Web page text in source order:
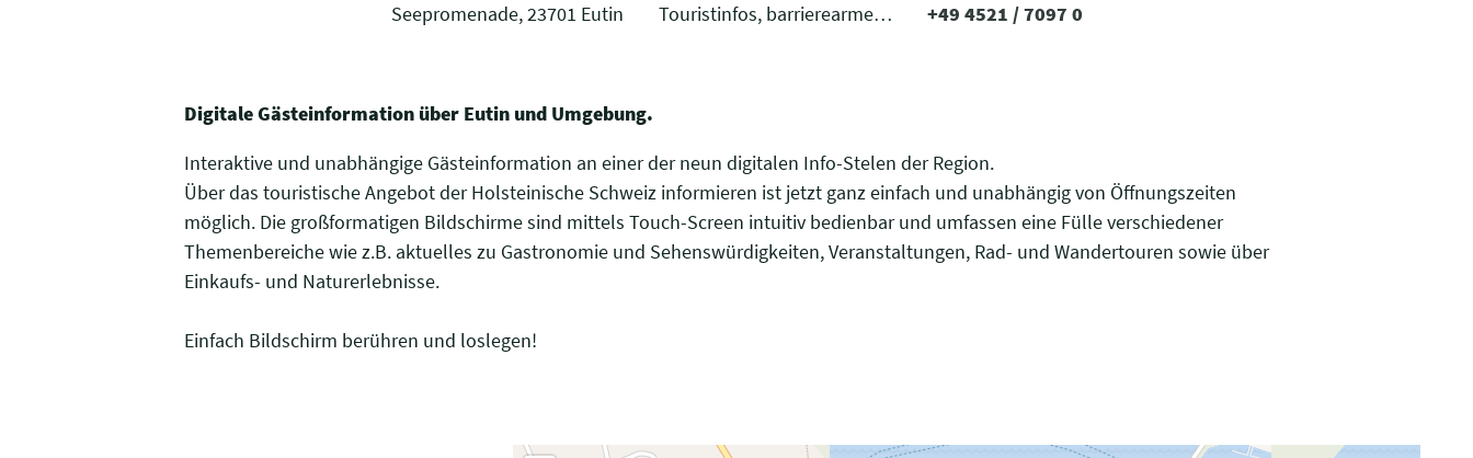
Seepromenade, 23701 Eutin Touristinfos, barrierearme… +49 4521 / 7097 0
Digitale Gästeinformation über Eutin und Umgebung.
Interaktive und unabhängige Gästeinformation an einer der neun digitalen Info-Stelen der Region.
Über das touristische Angebot der Holsteinische Schweiz informieren ist jetzt ganz einfach und unabhängig von Öffnungszeiten
möglich. Die großformatigen Bildschirme sind mittels Touch-Screen intuitiv bedienbar und umfassen eine Fülle verschiedener
Themenbereiche wie z.B. aktuelles zu Gastronomie und Sehenswürdigkeiten, Veranstaltungen, Rad- und Wandertouren sowie über
Einkaufs- und Naturerlebnisse.
Einfach Bildschirm berühren und loslegen!